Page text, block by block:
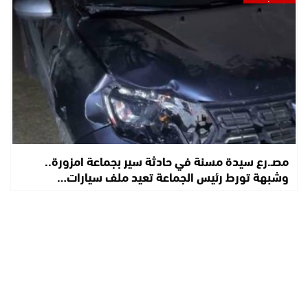
مصـ.رع سيدة مسنة في حادثة سير بجماعة امزورة..
وشبهة تورط رئيس الجماعة تعيد ملف سيارات…